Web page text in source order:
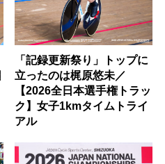
「記録更新祭り」トップに
立ったのは梶原悠未／
【2026全日本選手権トラッ
ク】女子1kmタイムトライ
アル